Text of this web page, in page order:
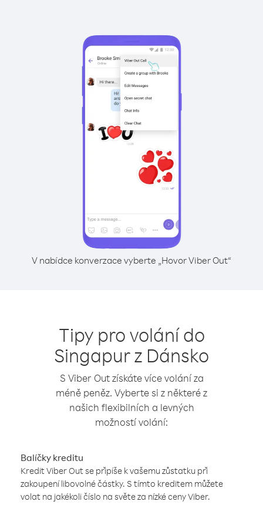
V nabídce konverzace vyberte „Hovor Viber Out“
Tipy pro volání do
Singapur z Dánsko
S Viber Out získáte více volání za
méně peněz. Vyberte si z některé z
našich flexibilních a levných
možností volání:
Balíčky kreditu
Kredit Viber Out se připíše k vašemu zůstatku při
zakoupení libovolné částky. S tímto kreditem můžete
volat na jakékoli číslo na světe za nízké ceny Viber.